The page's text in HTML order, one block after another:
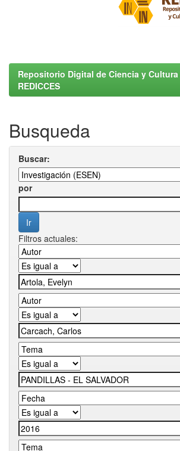
Repositorio Digital de Ciencia y
REDICCES
Busqueda
Buscar:
por
Filtros actuales: